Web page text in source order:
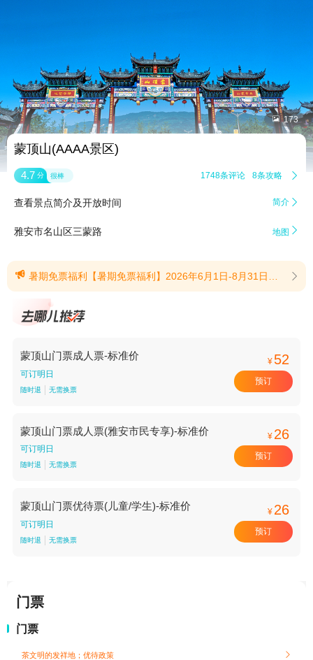
 173
蒙顶山(AAAA景区)
4.7 分 很棒 1748条评论 8条攻略 
查看景点简介及开放时间 简介 
雅安市名山区三蒙路 地图 
 暑期免票福利【暑期免票福利】2026年6月1日-8月31日，全国16周岁(含)以下学生,凭本人有效证件即可免票入园。全国16岁以上中学生及大学生(电大、夜大、成人教育、研究生等除外)，凭本人有效证件享门票半价优惠。(提示有效期2026/6/1至2026/8/31) 
蒙顶山门票成人票-标准价
可订明日
随时退 无需换票
¥ 52
预订
蒙顶山门票成人票(雅安市民专享)-标准价
可订明日
随时退 无需换票
¥ 26
预订
蒙顶山门票优待票(儿童/学生)-标准价
可订明日
随时退 无需换票
¥ 26
预订
门票
门票
茶文明的发祥地； 优待政策 